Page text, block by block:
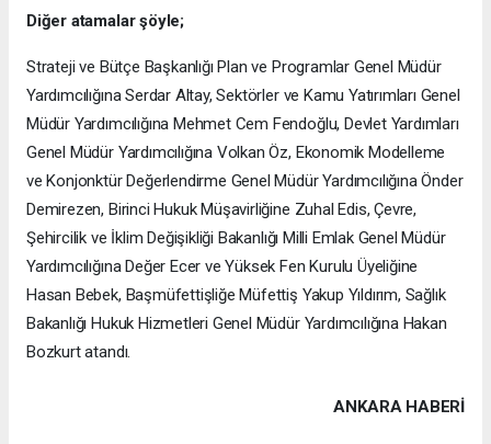
Diğer atamalar şöyle;
Strateji ve Bütçe Başkanlığı Plan ve Programlar Genel Müdür
Yardımcılığına Serdar Altay, Sektörler ve Kamu Yatırımları Genel
Müdür Yardımcılığına Mehmet Cem Fendoğlu, Devlet Yardımları
Genel Müdür Yardımcılığına Volkan Öz, Ekonomik Modelleme
ve Konjonktür Değerlendirme Genel Müdür Yardımcılığına Önder
Demirezen, Birinci Hukuk Müşavirliğine Zuhal Edis, Çevre,
Şehircilik ve İklim Değişikliği Bakanlığı Milli Emlak Genel Müdür
Yardımcılığına Değer Ecer ve Yüksek Fen Kurulu Üyeliğine
Hasan Bebek, Başmüfettişliğe Müfettiş Yakup Yıldırım, Sağlık
Bakanlığı Hukuk Hizmetleri Genel Müdür Yardımcılığına Hakan
Bozkurt atandı.
ANKARA HABERİ